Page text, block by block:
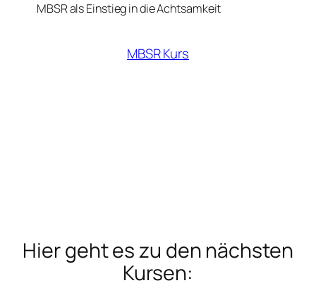
MBSR als Einstieg in die Achtsamkeit
MBSR Kurs
Hier geht es zu den nächsten
Kursen: